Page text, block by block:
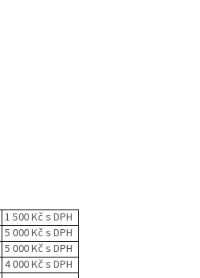
1 500 Kč s DPH
5 000 Kč s DPH
5 000 Kč s DPH
4 000 Kč s DPH